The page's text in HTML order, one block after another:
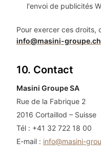
l'envoi de publicités
Pour exercer ces droits,
info@masini-groupe.ch
10. Contact
Masini Groupe SA
Rue de la Fabrique 2
2016 Cortaillod – Suisse
Tél : +41 32 722 18 00
E-mail : info@masini-